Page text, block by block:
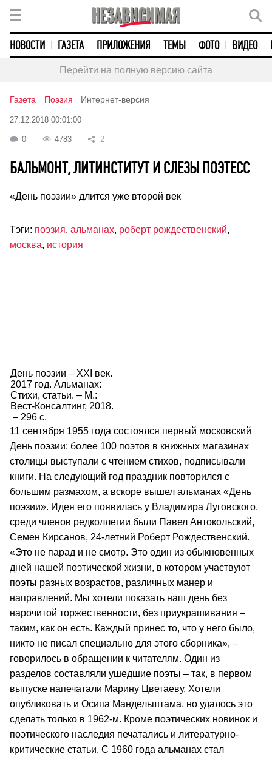
НОВОСТИ ГАЗЕТА ПРИЛОЖЕНИЯ ТЕМЫ ФОТО ВИДЕО
Перейти на полную версию сайта
Газета Поэзия Интернет-версия
27.12.2018 00:01:00
0 4783 2
БАЛЬМОНТ, ЛИТИНСТИТУТ И СЛЕЗЫ ПОЭТЕСС
«День поэзии» длится уже второй век
Тэги: поэзия, альманах, роберт рождественский,
москва, история
День поэзии – XXI век.
2017 год. Альманах:
Стихи, статьи. – М.:
Вест-Консалтинг, 2018.
– 296 с.
11 сентября 1955 года состоялся первый московский
День поэзии: более 100 поэтов в книжных магазинах
столицы выступали с чтением стихов, подписывали
книги. На следующий год праздник повторился с
большим размахом, а вскоре вышел альманах «День
поэзии». Идея его появилась у Владимира Луговского,
среди членов редколлегии были Павел Антокольский,
Семен Кирсанов, 24-летний Роберт Рождественский.
«Это не парад и не смотр. Это один из обыкновенных
дней нашей поэтической жизни, в котором участвуют
поэты разных возрастов, различных манер и
направлений. Мы хотели показать наш день без
нарочитой торжественности, без приукрашивания –
таким, как он есть. Каждый принес то, что у него было,
никто не писал специально для этого сборника», –
говорилось в обращении к читателям. Один из
разделов составляли ушедшие поэты – так, в первом
выпуске напечатали Марину Цветаеву. Хотели
опубликовать и Осипа Мандельштама, но удалось это
сделать только в 1962-м. Кроме поэтических новинок и
поэтического наследия печатались и литературно-
критические статьи. С 1960 года альманах стал